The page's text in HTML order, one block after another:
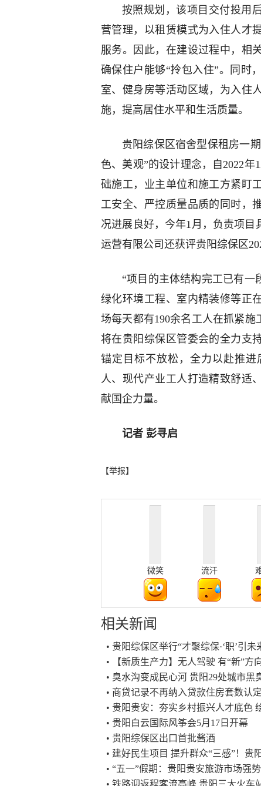
按照规划，该项目交付投用
营管理，以租赁模式为入住人才
服务。因此，在建设过程中，相
确保住户能够“拎包入住”。同时
室、健身房等活动区域，为入住
施，提高居住水平和生活质量。
贵阳综保区宿舍型保租房一
色、美观”的设计理念，自2022
础施工，业主单位和施工方紧盯
工安全、严控质量品质的同时，
况进展良好，今年1月，负责项
运营有限公司还获评贵阳综保区
“项目的主体结构完工已有一
绿化环境工程、室内精装修等正
场每天都有190余名工人在抓紧施
将在贵阳综保区管委会的全力支
锚定目标不放松，全力以赴推
人、现代产业工人打造精致舒适
献国企力量。
记者 彭寻启
【举报】
微笑 流汗
相关新闻
• 贵阳综保区举行“才聚综保·‘职’引
• 【新质生产力】无人驾驶 有“新”
• 臭水沟变成民心河 贵阳29处城市黑
• 商贷记录不再纳入贷款住房套数认
• 贵阳贵安：夯实乡村振兴人才底色
• 贵阳白云国际风筝会5月17日开幕
• 贵阳综保区出口首批酱酒
• 建好民生项目 提升群众“三感”！贵
• “五一”假期：贵阳贵安旅游市场强
• 铁路迎返程客流高峰 贵阳三大火车